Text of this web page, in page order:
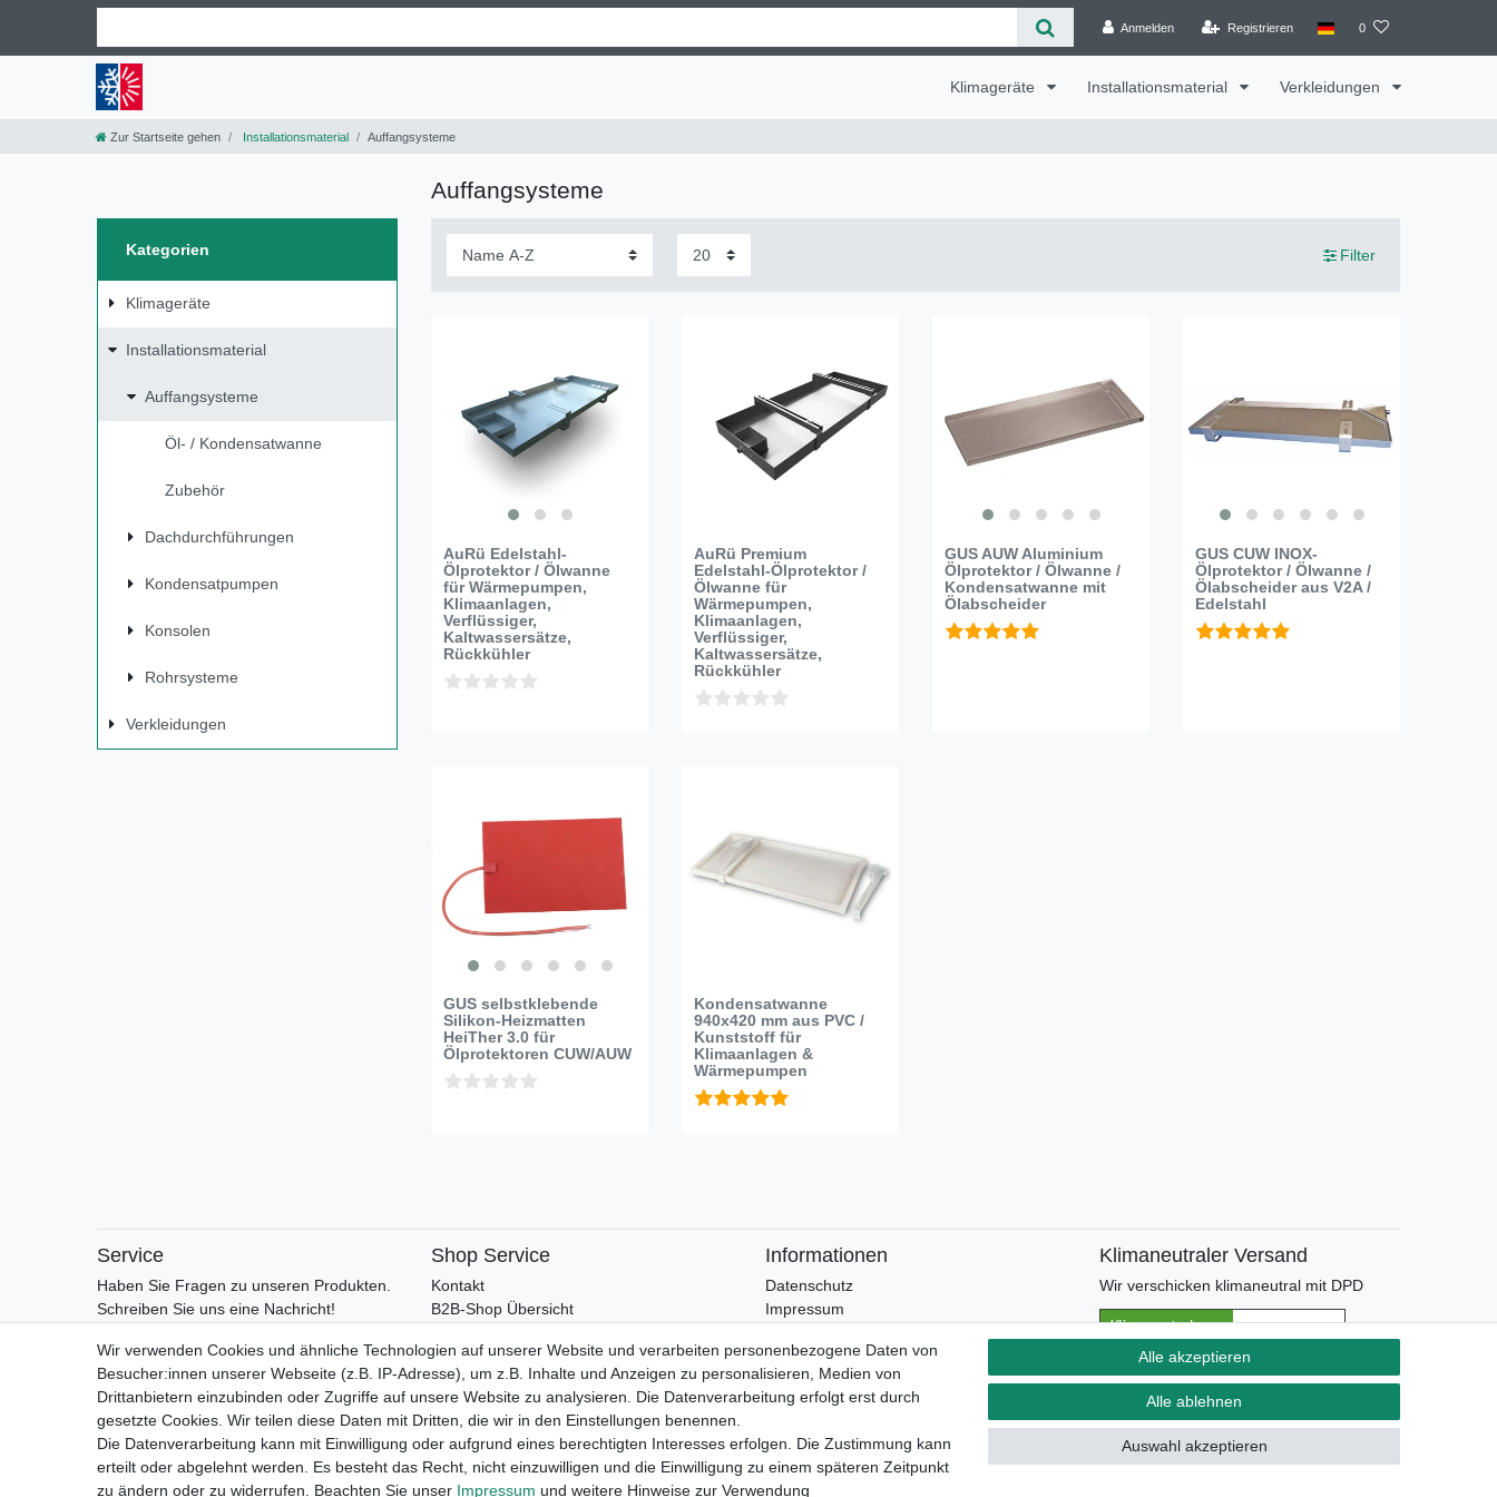
Anmelden Registrieren 0
Klimageräte Installationsmaterial Verkleidungen
Zur Startseite gehen Installationsmaterial Auffangsysteme
Kategorien
Klimageräte
Installationsmaterial
Auffangsysteme
Öl- / Kondensatwanne
Zubehör
Dachdurchführungen
Kondensatpumpen
Konsolen
Rohrsysteme
Verkleidungen
Auffangsysteme
Filter
AuRü Edelstahl-
Ölprotektor / Ölwanne
für Wärmepumpen,
Klimaanlagen,
Verflüssiger,
Kaltwassersätze,
Rückkühler
AuRü Premium
Edelstahl-Ölprotektor /
Ölwanne für
Wärmepumpen,
Klimaanlagen,
Verflüssiger,
Kaltwassersätze,
Rückkühler
GUS AUW Aluminium
Ölprotektor / Ölwanne /
Kondensatwanne mit
Ölabscheider
GUS CUW INOX-
Ölprotektor / Ölwanne /
Ölabscheider aus V2A /
Edelstahl
GUS selbstklebende
Silikon-Heizmatten
HeiTher 3.0 für
Ölprotektoren CUW/AUW
Kondensatwanne
940x420 mm aus PVC /
Kunststoff für
Klimaanlagen &
Wärmepumpen
Service
Haben Sie Fragen zu unseren Produkten.
Schreiben Sie uns eine Nachricht!
Shop Service
Kontakt
B2B-Shop Übersicht
Versand und Zahlungsbedingungen
Rückgabe / Widerrufsbelehrung
Retouren
AGB
Vertrag widerrufen
Informationen
Datenschutz
Impressum
Klimaneutraler Versand
Wir verschicken klimaneutral mit DPD
Wir verwenden Cookies und ähnliche Technologien auf unserer Website und verarbeiten personenbezogene Daten von
Besucher:innen unserer Webseite (z.B. IP-Adresse), um z.B. Inhalte und Anzeigen zu personalisieren, Medien von
Drittanbietern einzubinden oder Zugriffe auf unsere Website zu analysieren. Die Datenverarbeitung erfolgt erst durch
gesetzte Cookies. Wir teilen diese Daten mit Dritten, die wir in den Einstellungen benennen.
Die Datenverarbeitung kann mit Einwilligung oder aufgrund eines berechtigten Interesses erfolgen. Die Zustimmung kann
erteilt oder abgelehnt werden. Es besteht das Recht, nicht einzuwilligen und die Einwilligung zu einem späteren Zeitpunkt
zu ändern oder zu widerrufen. Beachten Sie unser Impressum und weitere Hinweise zur Verwendung
Alle akzeptieren
Alle ablehnen
Auswahl akzeptieren